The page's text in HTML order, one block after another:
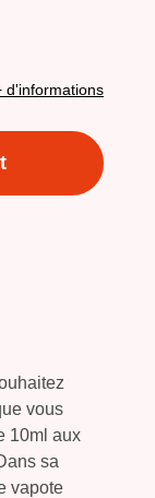
d'informations
vous
10ml aux
sa
vapote